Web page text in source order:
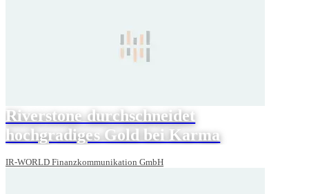
Riverstone durchschneidet
hochgradiges Gold bei Karma
IR-WORLD Finanzkommunikation GmbH